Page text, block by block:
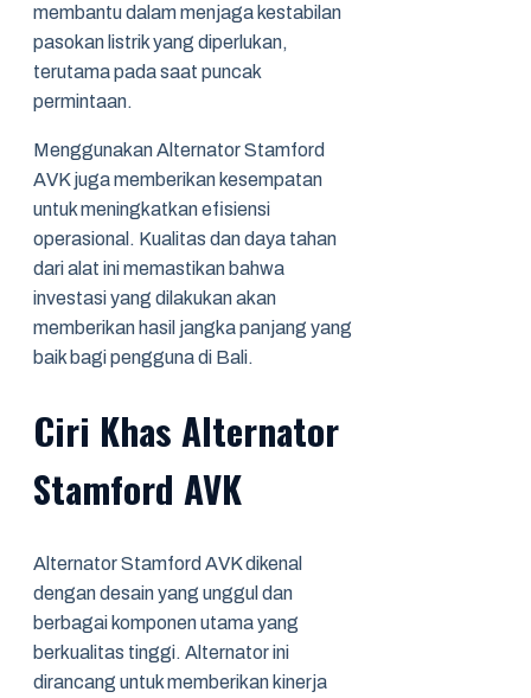
membantu dalam menjaga kestabilan
pasokan listrik yang diperlukan,
terutama pada saat puncak
permintaan.
Menggunakan Alternator Stamford
AVK juga memberikan kesempatan
untuk meningkatkan efisiensi
operasional. Kualitas dan daya tahan
dari alat ini memastikan bahwa
investasi yang dilakukan akan
memberikan hasil jangka panjang yang
baik bagi pengguna di Bali.
Ciri Khas Alternator
Stamford AVK
Alternator Stamford AVK dikenal
dengan desain yang unggul dan
berbagai komponen utama yang
berkualitas tinggi. Alternator ini
dirancang untuk memberikan kinerja